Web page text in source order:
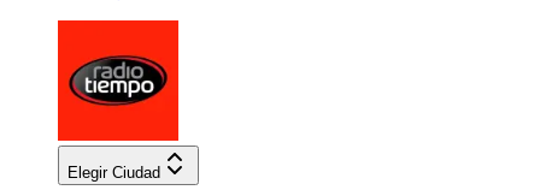
Elegir Ciudad